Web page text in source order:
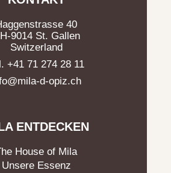
40
9014 St. Gallen
Switzerland
+41 71 274 28 11
d-opiz.ch
ENTDECKEN
House of Mila
Unsere Essenz